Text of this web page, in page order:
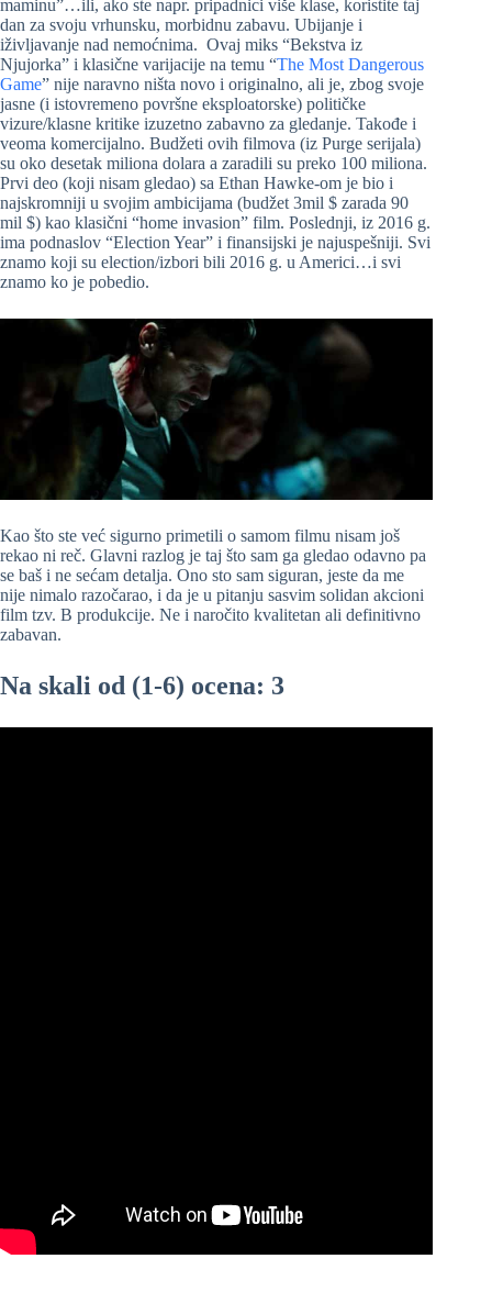
maminu”…ili, ako ste napr. pripadnici više klase, koristite taj
dan za svoju vrhunsku, morbidnu zabavu. Ubijanje i
iživljavanje nad nemoćnima. Ovaj miks “Bekstva iz
Njujorka” i klasične varijacije na temu “The Most Dangerous
Game” nije naravno ništa novo i originalno, ali je, zbog svoje
jasne (i istovremeno površne eksploatorske) političke
vizure/klasne kritike izuzetno zabavno za gledanje. Takođe i
veoma komercijalno. Budžeti ovih filmova (iz Purge serijala)
su oko desetak miliona dolara a zaradili su preko 100 miliona.
Prvi deo (koji nisam gledao) sa Ethan Hawke-om je bio i
najskromniji u svojim ambicijama (budžet 3mil $ zarada 90
mil $) kao klasični “home invasion” film. Poslednji, iz 2016 g.
ima podnaslov “Election Year” i finansijski je najuspešniji. Svi
znamo koji su election/izbori bili 2016 g. u Americi…i svi
znamo ko je pobedio.
Kao što ste već sigurno primetili o samom filmu nisam još
rekao ni reč. Glavni razlog je taj što sam ga gledao odavno pa
se baš i ne sećam detalja. Ono sto sam siguran, jeste da me
nije nimalo razočarao, i da je u pitanju sasvim solidan akcioni
film tzv. B produkcije. Ne i naročito kvalitetan ali definitivno
zabavan.
Na skali od (1-6) ocena: 3